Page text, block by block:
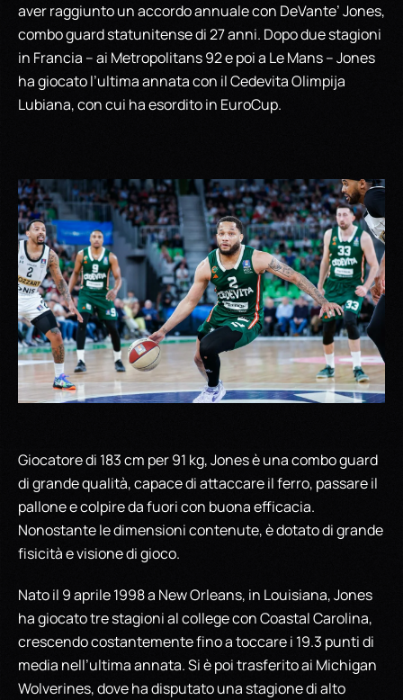
aver raggiunto un accordo annuale con DeVante’ Jones,
combo guard statunitense di 27 anni. Dopo due stagioni
in Francia – ai Metropolitans 92 e poi a Le Mans – Jones
ha giocato l’ultima annata con il Cedevita Olimpija
Lubiana, con cui ha esordito in EuroCup.
Giocatore di 183 cm per 91 kg, Jones è una combo guard
di grande qualità, capace di attaccare il ferro, passare il
pallone e colpire da fuori con buona efficacia.
Nonostante le dimensioni contenute, è dotato di grande
fisicità e visione di gioco.
Nato il 9 aprile 1998 a New Orleans, in Louisiana, Jones
ha giocato tre stagioni al college con Coastal Carolina,
crescendo costantemente fino a toccare i 19.3 punti di
media nell’ultima annata. Si è poi trasferito ai Michigan
Wolverines, dove ha disputato una stagione di alto